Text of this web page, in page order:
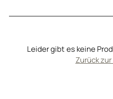
Leider gibt es keine
Zurück